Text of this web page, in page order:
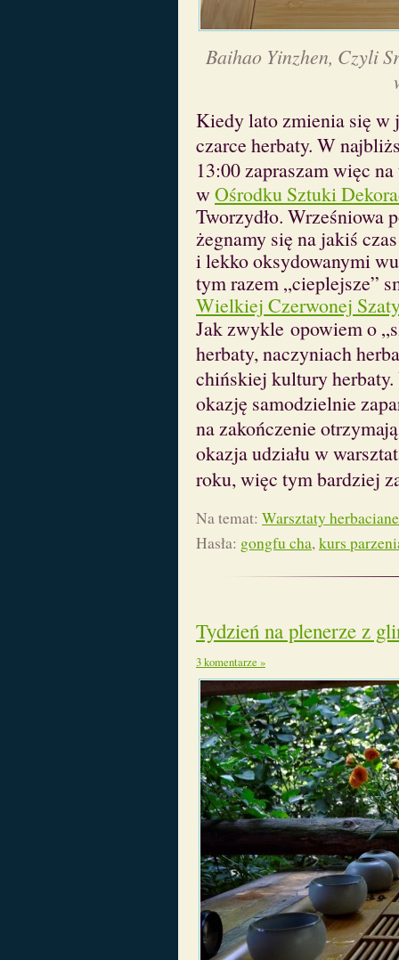
Baihao Yinzhen, Czyli
Kiedy lato zmienia się w
czarce herbaty. W
13:00 zapraszam więc
w Ośrodku Sztuki
Tworzydło. Wrześniowa
żegnamy się na jakiś
i lekko oksydowanymi
tym razem „cieplejsze”
Wielkiej Czerwonej
Jak zwykle opowiem o
herbaty, naczyniach
chińskiej kultury
okazję samodzielnie
na zakończenie
okazja udziału w
roku, więc tym bardziej
Na temat: Warsztaty herbaciane
Hasła: gongfu cha,kurs
Tydzień na plenerze z
3 komentarze »